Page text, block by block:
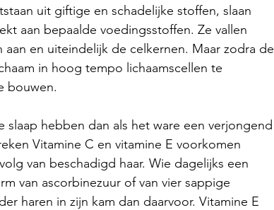
uit giftige en schadelijke stoffen, slaan
aan bepaalde voedingsstoffen. Ze vallen
en uiteindelijk de celkernen. Maar zodra de
in hoog tempo lichaamscellen te
bouwen.
hebben dan als het ware een verjongend
Vitamine C en vitamine E voorkomen
van beschadigd haar. Wie dagelijks een
van ascorbinezuur of van vier sappige
haren in zijn kam dan daarvoor. Vitamine E